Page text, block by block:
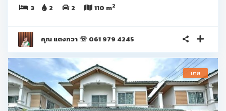
3 2 2 110 m2
คุณ แตงกวา ☏ 061 979 4245
ขาย